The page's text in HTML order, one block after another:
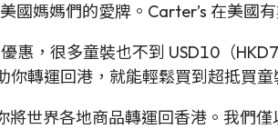
國媽媽們的愛牌。Carter’s 在美國
惠，很多童裝也不到 USD10（
轉運回港，就能輕鬆買到超抵買童
將世界各地商品轉運回香港。我們僅